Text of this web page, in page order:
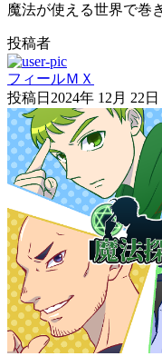
魔法が使える世界で巻
投稿者
フィールＭＸ
投稿日 2024年 12月 22日